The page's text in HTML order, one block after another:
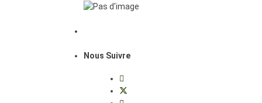
Nous Suivre